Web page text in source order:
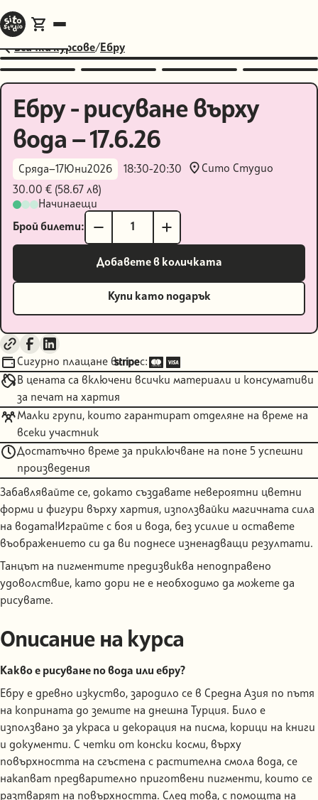
Всички курсове/Ебру
Ебру - рисуване върху
вода — 17.6.26
Сряда—17Юни2026 18:30-20:30
Сито Студио
30.00 € (58.67 лв)
Начинаещи
Брой билети:
Купи като подарък
Сигурно плащане в
с:
В цената са включени всички материали и консумативи
за печат на хартия
Mалки групи, които гарантират отделяне на време на
всеки участник
Достатъчно време за приключване на поне 5 успешни
произведения
Забавлявайте се, докато създавате невероятни цветни
форми и фигури върху хартия, използвайки магичната сила
на водата!Играйте с боя и вода, без усилие и оставете
въображението си да ви поднесе изненадващи резултати.
Танцът на пигментите предизвиква неподправено
удоволствие, като дори не е необходимо да можете да
рисувате.
Описание на курса
Какво е рисуване по вода или ебру?
Ебру е древно изкуство, зародило се в Средна Азия по пътя
на коприната до земите на днешна Турция. Било е
използвано за украса и декорация на писма, корици на книги
и документи. С четки от конски косми, върху
повърхността на сгъстена с растителна смола вода, се
накапват предварително приготвени пигменти, които се
разтварят на повърхността. След това, с помощта на